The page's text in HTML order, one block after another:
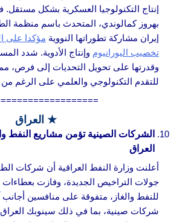
إنتاج التكنولوجيا العسكرية بشكل
بهروز كمالوندي، المتحدث باسم منظمة
إيران مشاركة تطوراتها النووية مؤكدا على
تخصيب اليورانيوم وإنتاج الأدوية. شدد
وقدرتها على تحويل التحديات إلى فرص،
للتقدم التكنولوجي والعلمي على الرغم
★ العراق
الشركات الصينية تؤمن مشاريع النفط
العراق
أعلنت وزارة النفط العراقية أن شركات
للنفط والغاز، متفوقة على منافسين